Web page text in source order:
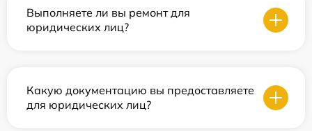
Выполняете ли вы ремонт для
юридических лиц?
Какую документацию вы предоставляете
для юридических лиц?